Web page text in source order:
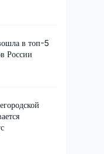
в топ-5
России